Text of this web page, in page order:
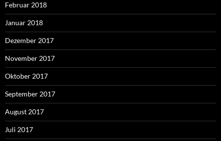
Februar 2018
Januar 2018
Dezember 2017
November 2017
Oktober 2017
September 2017
August 2017
Juli 2017